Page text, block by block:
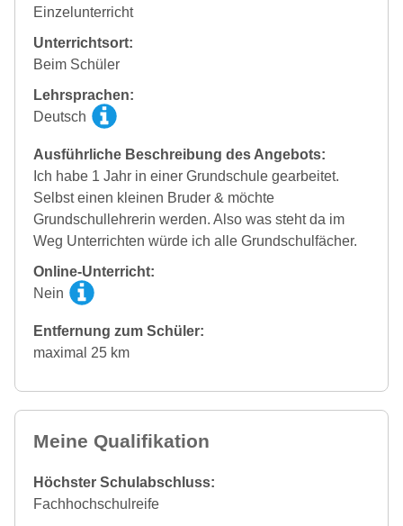
Einzelunterricht
Unterrichtsort:
Beim Schüler
Lehrsprachen:
Deutsch
Ausführliche Beschreibung des Angebots:
Ich habe 1 Jahr in einer Grundschule gearbeitet.
Selbst einen kleinen Bruder & möchte
Grundschullehrerin werden. Also was steht da im
Weg Unterrichten würde ich alle Grundschulfächer.
Online-Unterricht:
Nein
Entfernung zum Schüler:
maximal 25 km
Meine Qualifikation
Höchster Schulabschluss:
Fachhochschulreife